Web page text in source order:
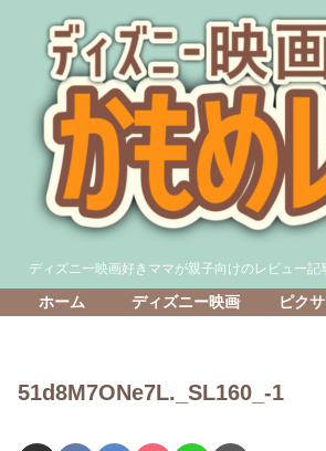
ディズニー映画好きママが親子向けのレビュー記
ホーム ディズニー映画 ピク
51d8M7ONe7L._SL160_-1